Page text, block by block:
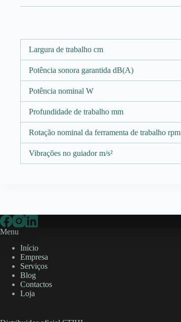
Largura de trabalho cm
Potência sonora garantida dB(A)
Potência nominal W
Profundidade de trabalho mm
Rotação nominal da ferramenta de trabalho rpm
Vibrações no guiador m/s²
Menu
Início
Empresa
Serviços
Blog
Contactos
Loja